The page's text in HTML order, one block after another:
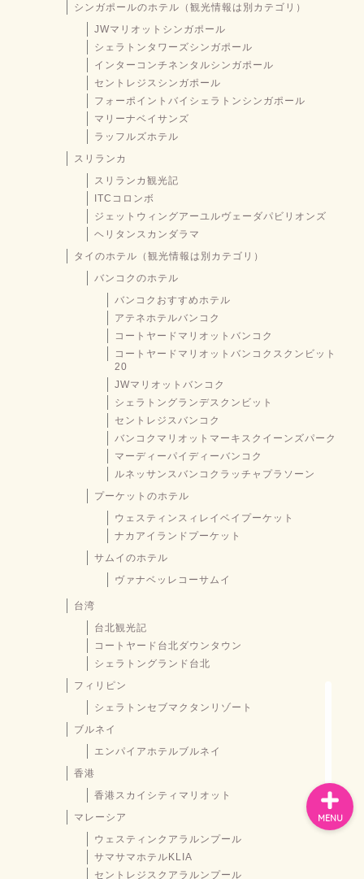
シンガポールのホテル（観光情報は別カテゴリ）
JWマリオットシンガポール
シェラトンタワーズシンガポール
インターコンチネンタルシンガポール
セントレジスシンガポール
フォーポイントバイシェラトンシンガポール
マリーナベイサンズ
ラッフルズホテル
スリランカ
スリランカ観光記
ITCコロンボ
ジェットウィングアーユルヴェーダパビリオンズ
ヘリタンスカンダラマ
タイのホテル（観光情報は別カテゴリ）
バンコクのホテル
バンコクおすすめホテル
アテネホテルバンコク
コートヤードマリオットバンコク
コートヤードマリオットバンコクスクンビット
20
JWマリオットバンコク
シェラトングランデスクンビット
セントレジスバンコク
バンコクマリオットマーキスクイーンズパーク
マーディーパイディーバンコク
ルネッサンスバンコクラッチャプラソーン
プーケットのホテル
ウェスティンスィレイベイプーケット
ナカアイランドプーケット
サムイのホテル
ヴァナベッレコーサムイ
台湾
台北観光記
コートヤード台北ダウンタウン
シェラトングランド台北
フィリピン
シェラトンセブマクタンリゾート
ブルネイ
エンパイアホテルブルネイ
香港
香港スカイシティマリオット
マレーシア
ウェスティンクアラルンプール
サマサマホテルKLIA
セントレジスクアラルンプール
MENU
お問い合わせ
バルセロナお土産